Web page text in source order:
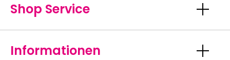
Shop Service
Informationen